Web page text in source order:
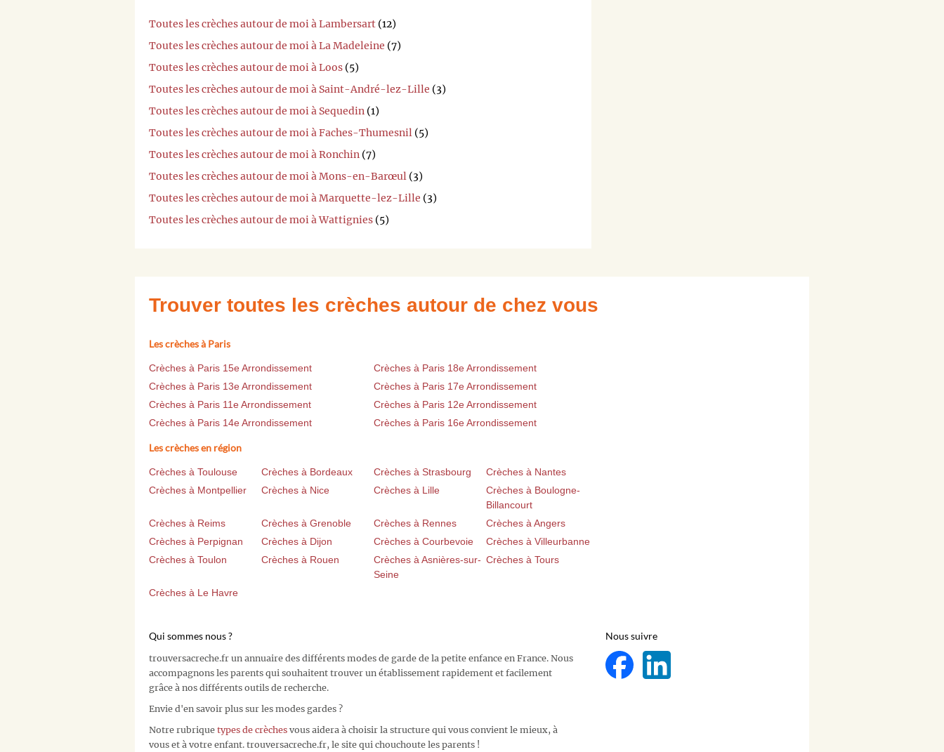
Toutes les crèches autour de moi à Lambersart (12)
Toutes les crèches autour de moi à La Madeleine (7)
Toutes les crèches autour de moi à Loos (5)
Toutes les crèches autour de moi à Saint-André-lez-Lille (3)
Toutes les crèches autour de moi à Sequedin (1)
Toutes les crèches autour de moi à Faches-Thumesnil (5)
Toutes les crèches autour de moi à Ronchin (7)
Toutes les crèches autour de moi à Mons-en-Barœul (3)
Toutes les crèches autour de moi à Marquette-lez-Lille (3)
Toutes les crèches autour de moi à Wattignies (5)
Trouver toutes les crèches autour de chez vous
Les crèches à Paris
Crèches à Paris 15e Arrondissement
Crèches à Paris 18e Arrondissement
Crèches à Paris 13e Arrondissement
Crèches à Paris 17e Arrondissement
Crèches à Paris 11e Arrondissement
Crèches à Paris 12e Arrondissement
Crèches à Paris 14e Arrondissement
Crèches à Paris 16e Arrondissement
Les crèches en région
Crèches à Toulouse Crèches à Bordeaux Crèches à Strasbourg
Crèches à Nantes
Crèches à Montpellier
Crèches à Nice Crèches à Lille
Crèches à Boulogne-
Billancourt
Crèches à Reims
Crèches à Grenoble Crèches à Rennes
Crèches à Angers
Crèches à Perpignan
Crèches à Dijon Crèches à Courbevoie
Crèches à Villeurbanne
Crèches à Toulon
Crèches à Rouen
Crèches à Asnières-sur-
Seine
Crèches à Tours
Crèches à Le Havre
Qui sommes nous ?
trouversacreche.fr un annuaire des différents modes de garde de la petite enfance en France. Nous
accompagnons les parents qui souhaitent trouver un établissement rapidement et facilement
grâce à nos différents outils de recherche.
Envie d'en savoir plus sur les modes gardes ?
Notre rubrique types de crèches vous aidera à choisir la structure qui vous convient le mieux, à
vous et à votre enfant. trouversacreche.fr, le site qui chouchoute les parents !
Nous suivre